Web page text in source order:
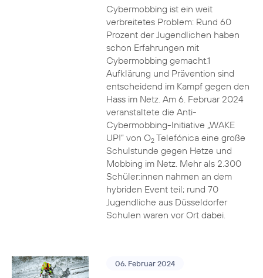
Cybermobbing ist ein weit
verbreitetes Problem: Rund 60
Prozent der Jugendlichen haben
schon Erfahrungen mit
Cybermobbing gemacht.1
Aufklärung und Prävention sind
entscheidend im Kampf gegen den
Hass im Netz. Am 6. Februar 2024
veranstaltete die Anti-
Cybermobbing-Initiative „WAKE
UP!“ von O2Telefónica eine große
Schulstunde gegen Hetze und
Mobbing im Netz. Mehr als 2.300
Schüler:innen nahmen an dem
hybriden Event teil; rund 70
Jugendliche aus Düsseldorfer
Schulen waren vor Ort dabei.
06. Februar 2024